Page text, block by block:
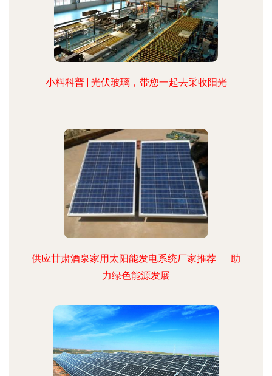
小料科普 | 光伏玻璃，带您一起去采收阳光
供应甘肃酒泉家用太阳能发电系统厂家推荐——助
力绿色能源发展